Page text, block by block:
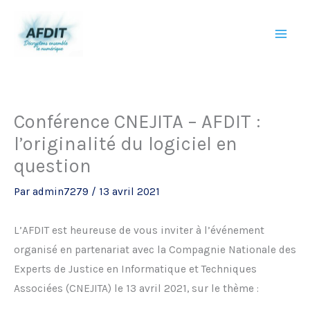
contenu
Conférence CNEJITA – AFDIT :
l’originalité du logiciel en
question
Par admin7279 / 13 avril 2021
L’AFDIT est heureuse de vous inviter à l’événement
organisé en partenariat avec la Compagnie Nationale des
Experts de Justice en Informatique et Techniques
Associées (CNEJITA) le 13 avril 2021, sur le thème :